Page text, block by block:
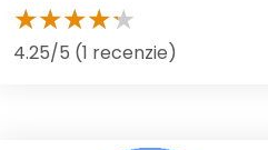
4.25/5 (1 recenzie)